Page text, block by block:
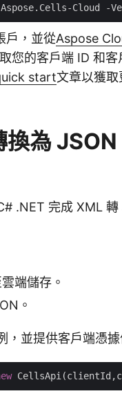
Aspose.Cells-Cloud -
戶，並從Aspose
您的客戶端 ID 和客
start文章以獲取
換為
.NET 完成 XML
端儲存。
。
，並提供客戶端憑據